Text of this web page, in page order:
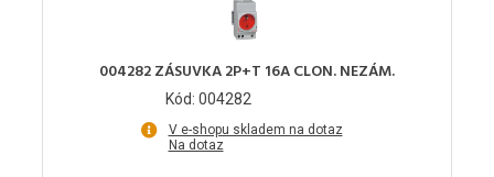
004282 ZÁSUVKA 2P+T 16A CLON. NEZÁM.
Kód: 004282
V e-shopu skladem na dotaz
Na dotaz